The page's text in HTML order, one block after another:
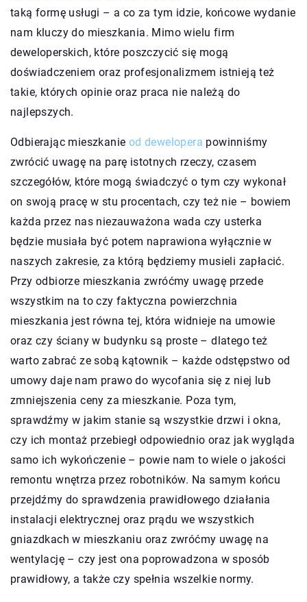
taką formę usługi – a co za tym idzie, końcowe wydanie
nam kluczy do mieszkania. Mimo wielu firm
deweloperskich, które poszczycić się mogą
doświadczeniem oraz profesjonalizmem istnieją też
takie, których opinie oraz praca nie należą do
najlepszych.
Odbierając mieszkanie od dewelopera powinniśmy
zwrócić uwagę na parę istotnych rzeczy, czasem
szczegółów, które mogą świadczyć o tym czy wykonał
on swoją pracę w stu procentach, czy też nie – bowiem
każda przez nas niezauważona wada czy usterka
będzie musiała być potem naprawiona wyłącznie w
naszych zakresie, za którą będziemy musieli zapłacić.
Przy odbiorze mieszkania zwróćmy uwagę przede
wszystkim na to czy faktyczna powierzchnia
mieszkania jest równa tej, która widnieje na umowie
oraz czy ściany w budynku są proste – dlatego też
warto zabrać ze sobą kątownik – każde odstępstwo od
umowy daje nam prawo do wycofania się z niej lub
zmniejszenia ceny za mieszkanie. Poza tym,
sprawdźmy w jakim stanie są wszystkie drzwi i okna,
czy ich montaż przebiegł odpowiednio oraz jak wygląda
samo ich wykończenie – powie nam to wiele o jakości
remontu wnętrza przez robotników. Na samym końcu
przejdźmy do sprawdzenia prawidłowego działania
instalacji elektrycznej oraz prądu we wszystkich
gniazdkach w mieszkaniu oraz zwróćmy uwagę na
wentylację – czy jest ona poprowadzona w sposób
prawidłowy, a także czy spełnia wszelkie normy.